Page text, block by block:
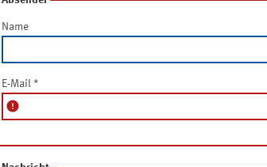
Name
E-Mail *
error